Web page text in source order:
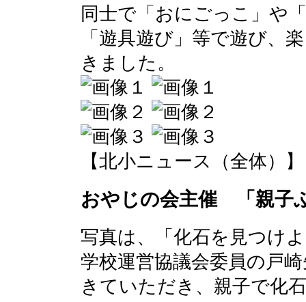
同士で「おにごっこ」や
「遊具遊び」等で遊び、
きました。
【北小ニュース（全体）
おやじの会主催 「親子
写真は、「化石を見つけ
学校運営協議会委員の戸
きていただき、親子で化